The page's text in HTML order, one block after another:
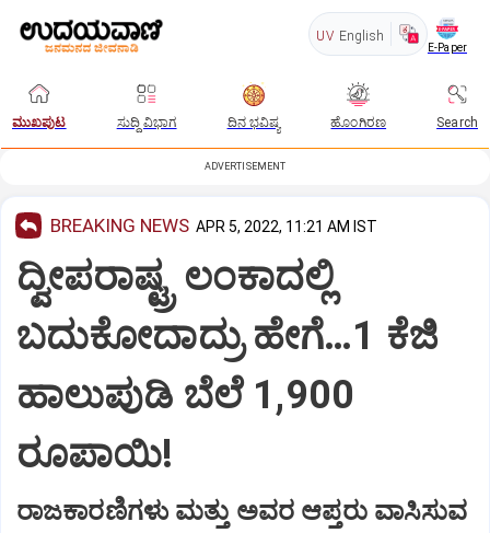
UV English
E-Paper
ಮುಖಪುಟ ಸುದ್ದಿ ವಿಭಾಗ ದಿನ ಭವಿಷ್ಯ ಹೊಂಗಿರಣ Search
ADVERTISEMENT
BREAKING NEWS APR 5, 2022, 11:21 AM IST
ದ್ವೀಪರಾಷ್ಟ್ರ ಲಂಕಾದಲ್ಲಿ
ಬದುಕೋದಾದ್ರು ಹೇಗೆ…1 ಕೆಜಿ
ಹಾಲುಪುಡಿ ಬೆಲೆ 1,900
ರೂಪಾಯಿ!
ರಾಜಕಾರಣಿಗಳು ಮತ್ತು ಅವರ ಆಪ್ತರು ವಾಸಿಸುವ